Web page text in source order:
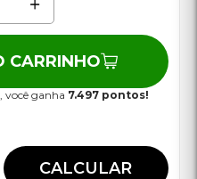
CARRINHO
você ganha 7.497 pontos!
CALCULAR